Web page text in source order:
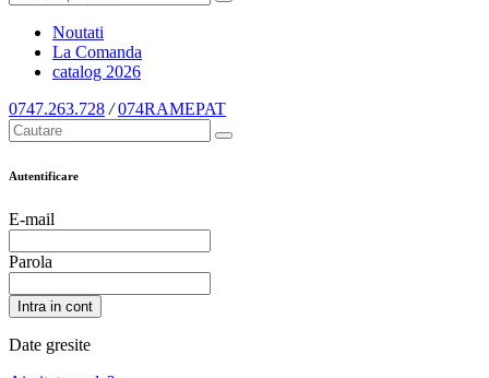
Noutati
La Comanda
catalog 2026
0747.263.728 / 074RAMEPAT
Autentificare
E-mail
Parola
Intra in cont
Date gresite